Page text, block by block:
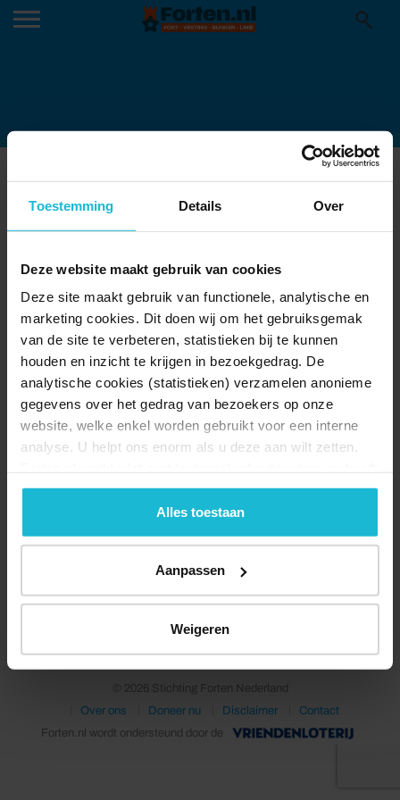
Toestemming Details Over
Deze website maakt gebruik van cookies
Deze site maakt gebruik van functionele, analytische en
marketing cookies. Dit doen wij om het gebruiksgemak
van de site te verbeteren, statistieken bij te kunnen
houden en inzicht te krijgen in bezoekgedrag. De
analytische cookies (statistieken) verzamelen anonieme
gegevens over het gedrag van bezoekers op onze
website, welke enkel worden gebruikt voor een interne
analyse. U helpt ons enorm als u deze aan wilt zetten.
geen commerciële doelstelling. U kunt deze cookies via
de knoppen accepteren, beheren of weigeren.
Alles toestaan
Aanpassen
Weigeren
NIEUWJAARSRECEPTIE 16-1-2025
© 2026 Stichting Forten Nederland
Over ons
Doneer nu Disclaimer
Contact
Forten.nl wordt ondersteund door de